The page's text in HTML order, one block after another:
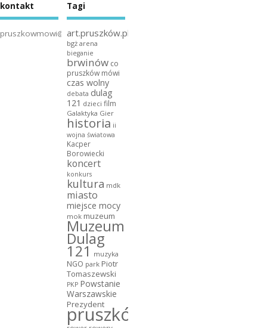
kontakt
pruszkowmowi@gmail.com
Tagi
art.pruszków.pl
bgż arena
bieganie
brwinów co
pruszków mówi
czas wolny
debata dulag
121 dzieci film
Galaktyka Gier
historia ii
wojna światowa
Kacper
Borowiecki
koncert
konkurs
kultura mdk
miasto
miejsce mocy
mok muzeum
Muzeum
Dulag
121 muzyka
NGO park Piotr
Tomaszewski
PKP Powstanie
Warszawskie
Prezydent
pruszków